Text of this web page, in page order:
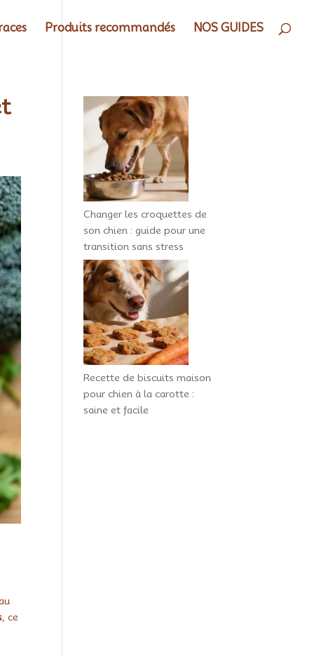
Produits recommandés NOS GUIDES
, ce
Changer les croquettes de
son chien : guide pour une
transition sans stress
Recette de biscuits maison
pour chien à la carotte :
saine et facile